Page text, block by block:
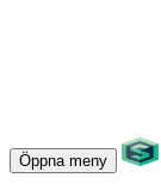
Öppna meny